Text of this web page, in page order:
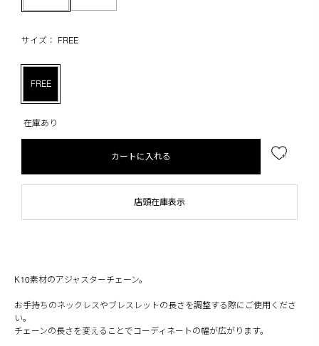
サイズ： FREE
FREE
在庫あり
カートに入れる
店頭在庫表示
K10素材のアジャスターチェーン。
お手持ちのネックレスやブレスレットの長さを調整する際にご使用くださ
い。
チェーンの長さを変えることでコーディネートの幅が広がります。